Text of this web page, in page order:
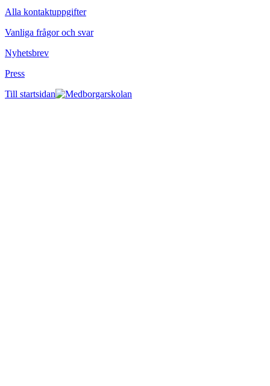
Alla kontaktuppgifter
Vanliga frågor och svar
Nyhetsbrev
Press
Till startsidan